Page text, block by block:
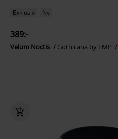
Exklusiv Ny
389:-
Velum Noctis Gothicana by EMP